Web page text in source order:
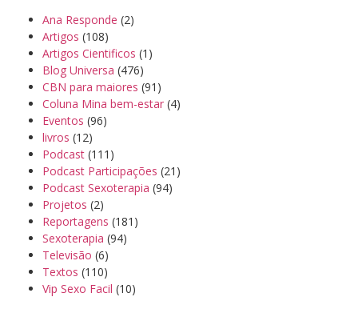
Ana Responde (2)
Artigos (108)
Artigos Cientificos (1)
Blog Universa (476)
CBN para maiores (91)
Coluna Mina bem-estar (4)
Eventos (96)
livros (12)
Podcast (111)
Podcast Participações (21)
Podcast Sexoterapia (94)
Projetos (2)
Reportagens (181)
Sexoterapia (94)
Televisão (6)
Textos (110)
Vip Sexo Facil (10)